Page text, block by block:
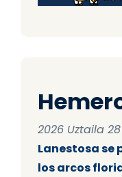
2026 Uztaila 28
Lanestosa se
los arcos